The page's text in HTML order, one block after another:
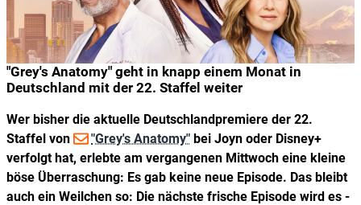
"Grey's Anatomy" geht in knapp einem Monat in
Deutschland mit der 22. Staffel weiter
Wer bisher die aktuelle Deutschlandpremiere der 22.
Staffel von
"Grey's Anatomy" bei Joyn oder Disney+
verfolgt hat, erlebte am vergangenen Mittwoch eine kleine
böse Überraschung: Es gab keine neue Episode. Das bleibt
auch ein Weilchen so: Die nächste frische Episode wird es -